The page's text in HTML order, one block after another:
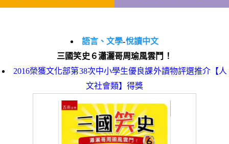
語言、文學-悅讀中文
三國笑史６瀟灑哥周瑜風雲鬥！
2016榮獲文化部第38次中小學生優良課外讀物評選推介【人
文社會類】得獎